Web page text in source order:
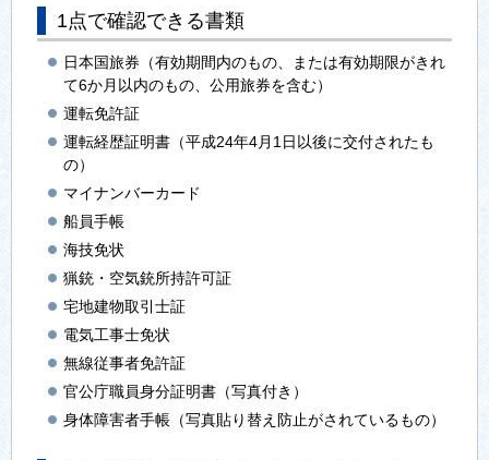
1点で確認できる書類
日本国旅券（有効期間内のもの、または有効期限がきれ
て6か月以内のもの、公用旅券を含む）
運転免許証
運転経歴証明書（平成24年4月1日以後に交付されたも
の）
マイナンバーカード
船員手帳
海技免状
猟銃・空気銃所持許可証
宅地建物取引士証
電気工事士免状
無線従事者免許証
官公庁職員身分証明書（写真付き）
身体障害者手帳（写真貼り替え防止がされているもの）